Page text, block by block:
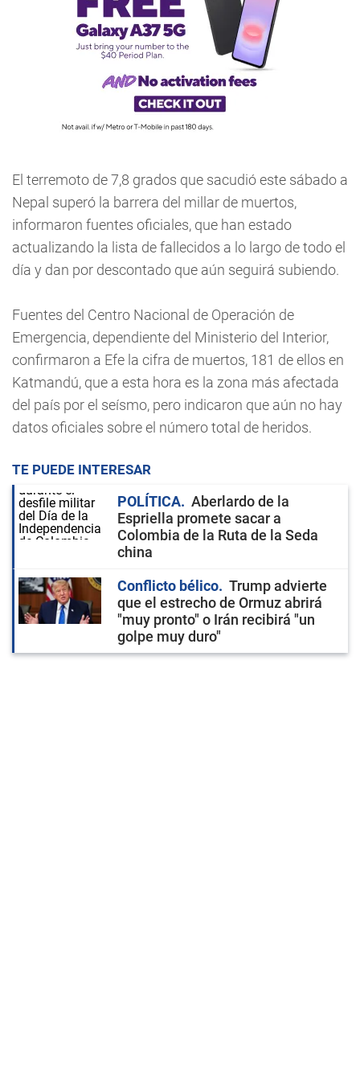
El terremoto de 7,8 grados que sacudió este sábado a
Nepal superó la barrera del millar de muertos,
informaron fuentes oficiales, que han estado
actualizando la lista de fallecidos a lo largo de todo el
día y dan por descontado que aún seguirá subiendo.
Fuentes del Centro Nacional de Operación de
Emergencia, dependiente del Ministerio del Interior,
confirmaron a Efe la cifra de muertos, 181 de ellos en
Katmandú, que a esta hora es la zona más afectada
del país por el seísmo, pero indicaron que aún no hay
datos oficiales sobre el número total de heridos.
TE PUEDE INTERESAR
POLÍTICA
Aberlardo de la
Espriella promete sacar a
Colombia de la Ruta de la Seda
china
Conflicto bélico
Trump advierte
que el estrecho de Ormuz abrirá
"muy pronto" o Irán recibirá "un
golpe muy duro"